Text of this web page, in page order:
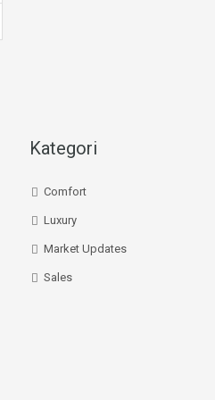
Kategori
Comfort
Luxury
Market Updates
Sales